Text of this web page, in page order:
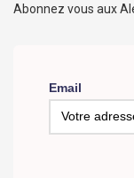
Abonnez vous aux
Email